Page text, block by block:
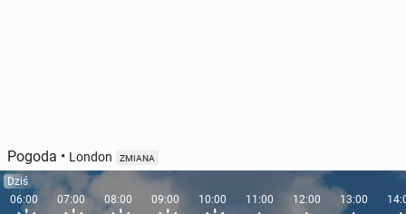
Pogoda • London ZMIANA
Dziś
06:00
07:00 08:00 09:00 10:00 11:00 12:00 13:00